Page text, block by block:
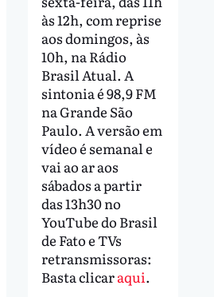
às 12h, com reprise
aos domingos, às
10h, na Rádio
Brasil Atual. A
sintonia é 98,9 FM
na Grande São
Paulo. A versão em
vídeo é semanal e
vai ao ar aos
sábados a partir
das 13h30 no
YouTube do Brasil
de Fato e TVs
retransmissoras:
Basta clicaraqui.